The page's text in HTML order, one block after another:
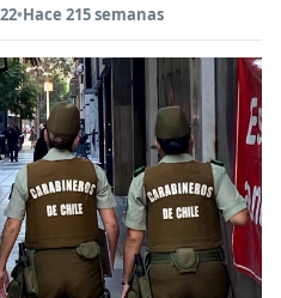
•Hace 215 semanas